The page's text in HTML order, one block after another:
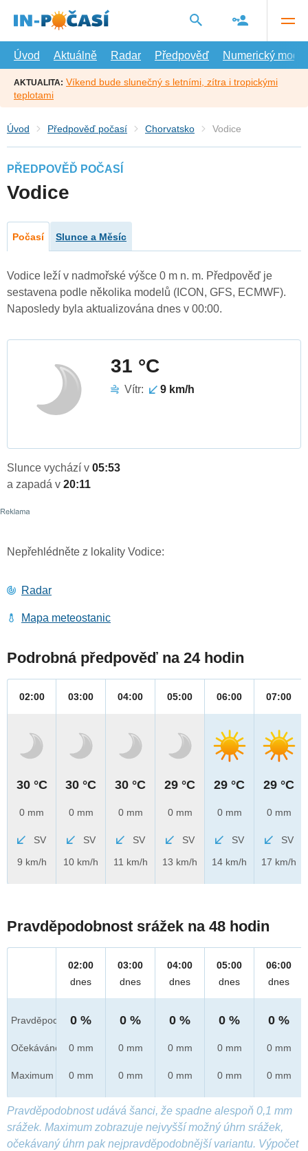
hlavní
Úvod
Aktuálně Radar Předpověď Numerický model
AKTUALITA: Víkend bude slunečný s letními, zítra i tropickými
teplotami
Úvod Předpověď počasí Chorvatsko Vodice
PŘEDPOVĚĎ POČASÍ
Vodice
Počasí Slunce a Měsíc
Vodice leží v nadmořské výšce 0 m n. m. Předpověď je
sestavena podle několika modelů (ICON, GFS, ECMWF).
Naposledy byla aktualizována dnes v 00:00.
31 °C
Vítr: 9 km/h
Slunce vychází v 05:53
a zapadá v 20:11
Nepřehlédněte z lokality Vodice:
Radar
Mapa meteostanic
Podrobná předpověď na 24 hodin
02:00
30 °C
0 mm
SV
9 km/h
03:00
30 °C
0 mm
SV
10 km/h
04:00
30 °C
0 mm
SV
11 km/h
05:00
29 °C
0 mm
SV
13 km/h
06:00
29 °C
0 mm
SV
14 km/h
07:00
29 °C
0 mm
SV
17 km/h
Pravděpodobnost srážek na 48 hodin
Pravděpod.
Očekáváno
Maximum
02:00
dnes
0 %
0 mm
0 mm
03:00
dnes
0 %
0 mm
0 mm
04:00
dnes
0 %
0 mm
0 mm
05:00
dnes
0 %
0 mm
0 mm
06:00
dnes
0 %
0 mm
0 mm
Pravděpodobnost udává šanci, že spadne alespoň 0,1 mm
srážek. Maximum zobrazuje nejvyšší možný úhrn srážek,
očekávaný úhrn pak nejpravděpodobnější variantu. Výpočet